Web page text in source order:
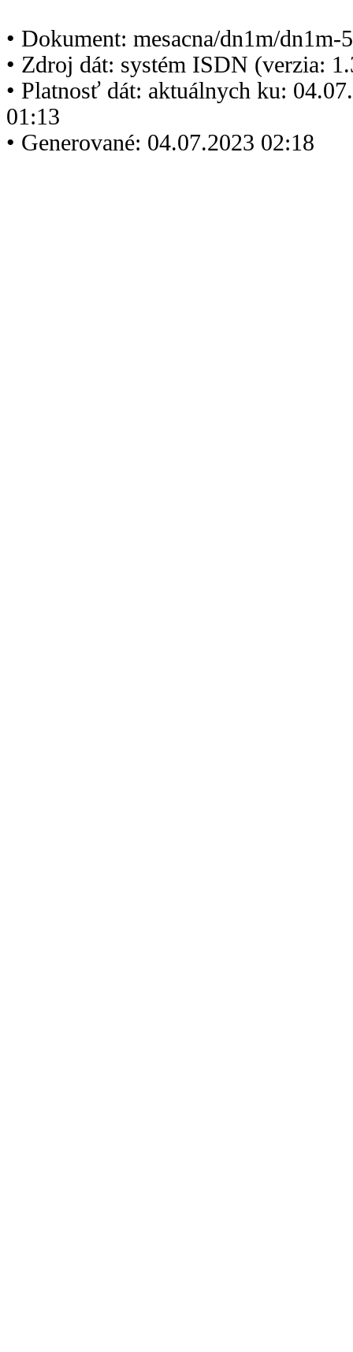
• Dokument: mesacna/dn1m/dn1m-
• Zdroj dát: systém ISDN (verzia:
• Platnosť dát: aktuálnych ku:
01:13
• Generované: 04.07.2023 02:18